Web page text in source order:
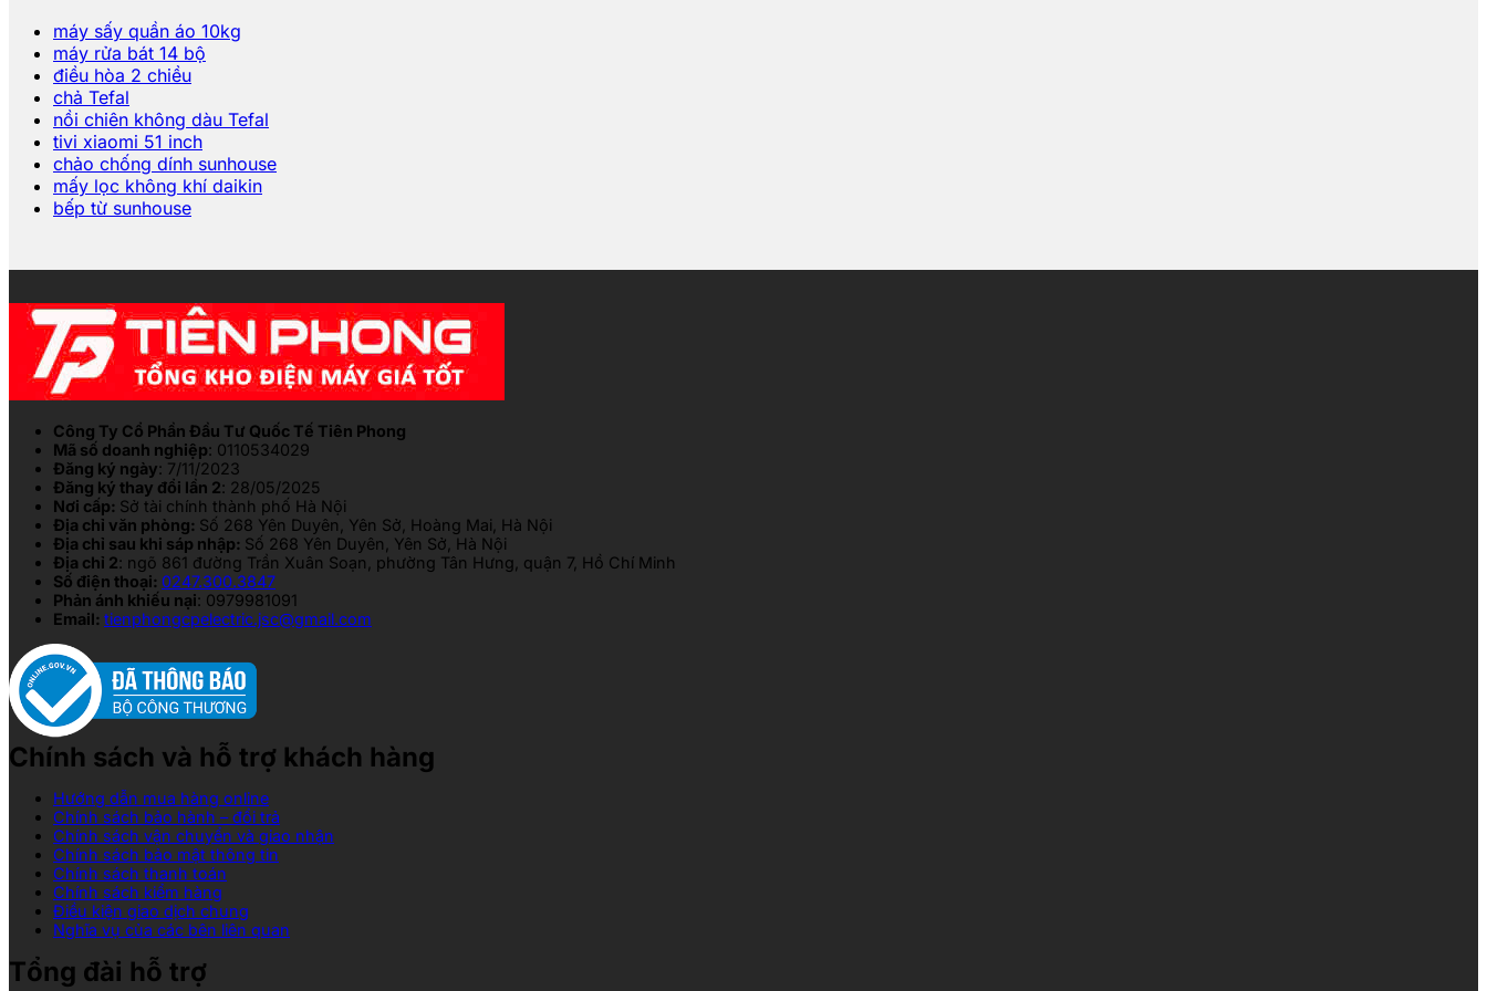
máy sấy quần áo 10kg
máy rửa bát 14 bộ
điều hòa 2 chiều
chả Tefal
nồi chiên không dàu Tefal
tivi xiaomi 51 inch
chảo chống dính sunhouse
mấy lọc không khí daikin
bếp từ sunhouse
Công Ty Cổ Phần Đầu Tư Quốc Tế Tiên Phong
Mã số doanh nghiệp: 0110534029
Đăng ký ngày: 7/11/2023
Đăng ký thay đổi lần 2: 28/05/2025
Nơi cấp: Sở tài chính thành phố Hà Nội
Địa chỉ văn phòng: Số 268 Yên Duyên, Yên Sở, Hoàng Mai, Hà Nội
Địa chỉ sau khi sáp nhập: Số 268 Yên Duyên, Yên Sở, Hà Nội
Địa chỉ 2: ngõ 861 đường Trần Xuân Soạn, phường Tân Hưng, quận 7, Hồ Chí Minh
Số điện thoại: 0247.300.3847
Phản ánh khiếu nại: 0979981091
Email: tienphongcpelectric.jsc@gmail.com
Chính sách và hỗ trợ khách hàng
Hướng dẫn mua hàng online
Chính sách bảo hành – đổi trả
Chính sách vận chuyển và giao nhận
Chính sách bảo mật thông tin
Chính sách thanh toán
Chính sách kiểm hàng
Điều kiện giao dịch chung
Nghĩa vụ của các bên liên quan
Tổng đài hỗ trợ